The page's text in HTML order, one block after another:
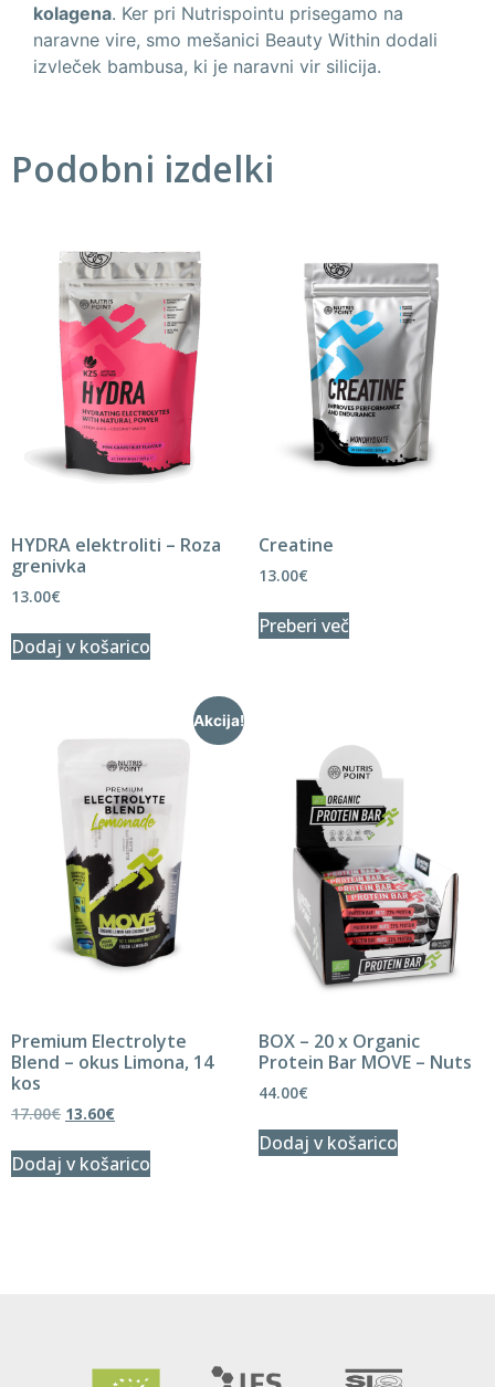
kolagena. Ker pri Nutrispointu prisegamo na
naravne vire, smo mešanici Beauty Within dodali
izvleček bambusa, ki je naravni vir silicija.
Podobni izdelki
HYDRA elektroliti – Roza
grenivka
13.00€
Dodaj v košarico
Creatine
13.00€
Preberi več
Akcija!
Premium Electrolyte
Blend – okus Limona, 14
kos
17.00€ 13.60€
Dodaj v košarico
BOX – 20 x Organic
Protein Bar MOVE – Nuts
44.00€
Dodaj v košarico